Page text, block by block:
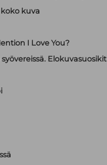
kuva
I Love You?
Elokuvasuosikit